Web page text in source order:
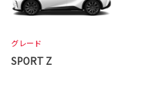
グレード
SPORT Z